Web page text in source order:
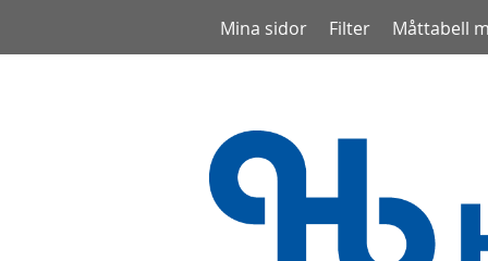
Mina sidor Filter Måttabell